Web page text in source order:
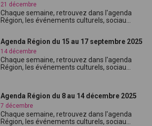
21 décembre
Chaque semaine, retrouvez dans l'agenda
Région, les événements culturels, sociau...
Agenda Région du 15 au 17 septembre 2025
14 décembre
Chaque semaine, retrouvez dans l'agenda
Région, les événements culturels, sociau...
Agenda Région du 8 au 14 décembre 2025
7 décembre
Chaque semaine, retrouvez dans l'agenda
Région, les événements culturels, sociau...